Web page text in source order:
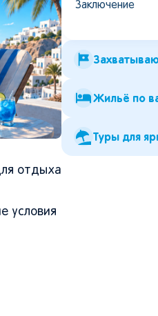
отдыха
условия
Заключение
Жильё по
Туры для